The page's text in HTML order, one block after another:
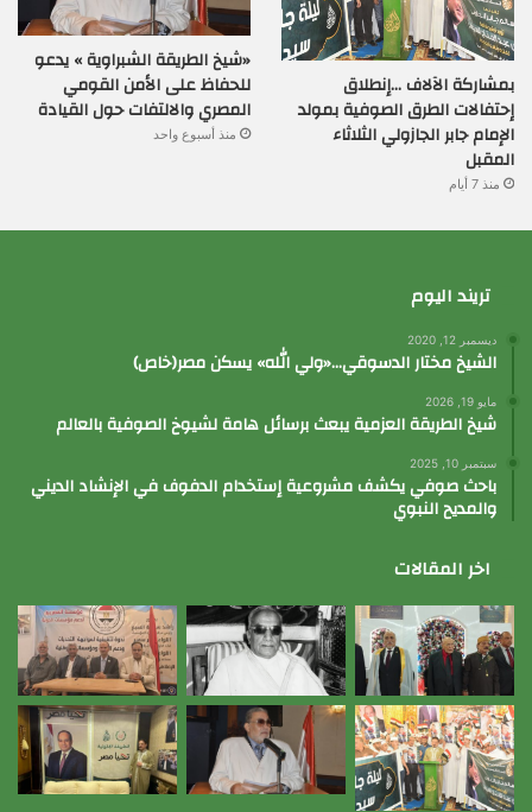
بمشاركة الآلاف …إنطلاق
إحتفالات الطرق الصوفية بمولد
الإمام جابر الجازولي الثلاثاء
المقبل
منذ 7 أيام
«شيخ الطريقة الشبراوية » يدعو
للحفاظ على الأمن القومي
المصري والالتفات حول القيادة
منذ أسبوع واحد
تريند اليوم
ديسمبر 12, 2020
الشيخ مختار الدسوقي…«ولي الله» يسكن مصر(خاص)
مايو 19, 2026
شيخ الطريقة العزمية يبعث برسائل هامة لشيوخ الصوفية بالعالم
سبتمبر 10, 2025
باحث صوفي يكشف مشروعية إستخدام الدفوف في الإنشاد الديني
والمديح النبوي
اخر المقالات